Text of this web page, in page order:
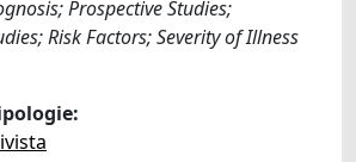
Prospective Studies;
Risk Factors; Severity of Illness